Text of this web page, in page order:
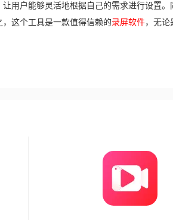
用户能够灵活地根据自己的需求进行设置。
这个工具是一款值得信赖的录屏软件，无论